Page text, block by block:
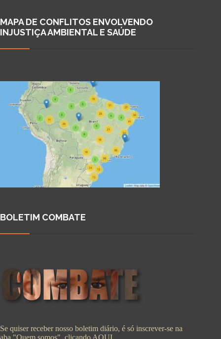
MAPA DE CONFLITOS ENVOLVENDO
INJUSTIÇA AMBIENTAL E SAÚDE
BOLETIM COMBATE
Se quiser receber nosso boletim diário, é só inscrever-se na
aba "Quem somos", clicando AQUI